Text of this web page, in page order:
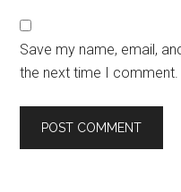
Save my name, email,
the next time I comment.